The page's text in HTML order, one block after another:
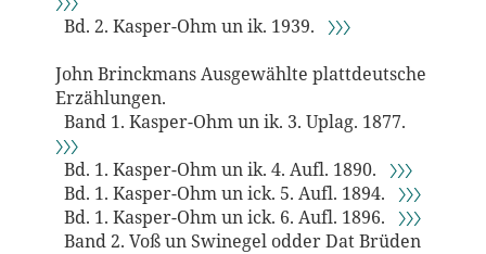
Bd. 2. Kasper-Ohm un ik. 1939. 〉〉〉
John Brinckmans Ausgewählte plattdeutsche
Erzählungen.
Band 1. Kasper-Ohm un ik. 3. Uplag. 1877.
〉〉〉
Bd. 1. Kasper-Ohm un ik. 4. Aufl. 1890. 〉〉〉
Bd. 1. Kasper-Ohm un ick. 5. Aufl. 1894. 〉〉〉
Bd. 1. Kasper-Ohm un ick. 6. Aufl. 1896. 〉〉〉
Band 2. Voß un Swinegel odder Dat Brüden